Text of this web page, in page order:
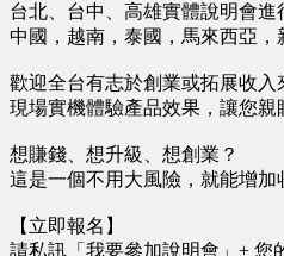
台北、台中、高雄實體說明會進
中國，越南，泰國，馬來西亞，
歡迎全台有志於創業或拓展收
現場實機體驗產品效果，讓您親
想賺錢、想升級、想創業？
這是一個不用大風險，就能增加
【立即報名】
請私訊「我要參加說明會」+ 您